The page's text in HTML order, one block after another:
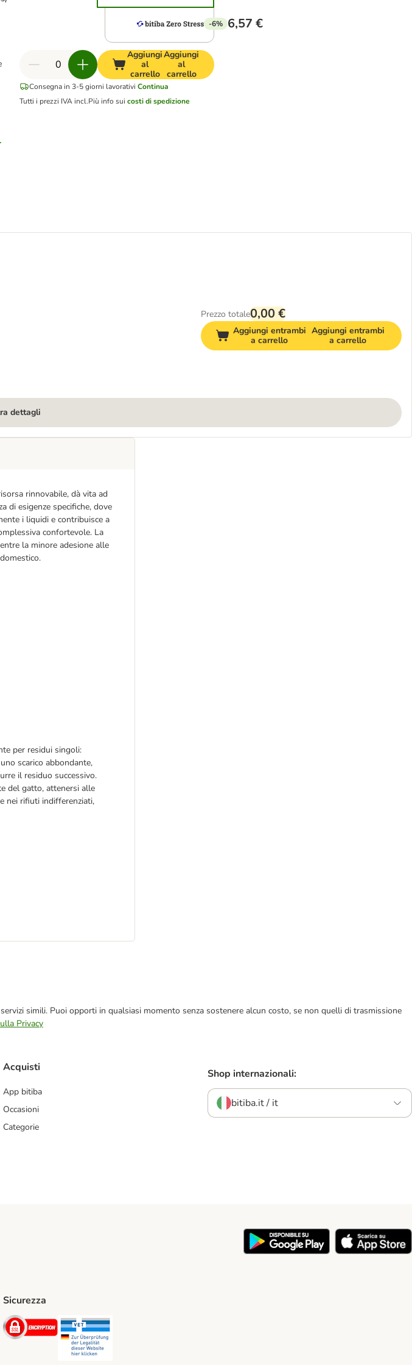
-6% 6,57 €
Aggiungi
al
carrello
Aggiungi
al
carrello
Consegna in 3-5 giorni lavorativi Continua
Tutti i prezzi IVA incl.Più info suicosti di spedizione
Prezzo totale0,00 €
Aggiungi entrambi
a carrello
Aggiungi entrambi
a carrello
dettagli
rinnovabile, dà vita ad
di esigenze specifiche, dove
i liquidi e contribuisce a
confortevole. La
la minore adesione alle
per residui singoli:
scarico abbondante,
il residuo successivo.
del gatto, attenersi alle
nei rifiuti indifferenziati,
simili. Puoi opporti in qualsiasi momento senza sostenere alcun costo, se non quelli di trasmissione
Privacy
Acquisti
App bitiba
Occasioni
Categorie
Shop internazionali:
bitiba.it / it
Sicurezza
Security